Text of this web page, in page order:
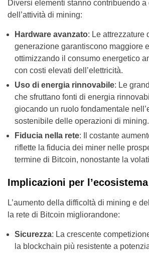
Diversi elementi stanno contribuendo a
dell’attività di mining:
Hardware avanzato: Le attrezzature
generazione garantiscono maggiore
ottimizzando il consumo energetico
con costi elevati dell’elettricità.
Uso di energia rinnovabile: Le
che sfruttano fonti di energia
giocando un ruolo fondamentale
sostenibile delle operazioni di mining.
Fiducia nella rete: Il costante
riflette la fiducia dei miner nelle
termine di Bitcoin, nonostante la
Implicazioni per
L’aumento della difficoltà di mining e
la rete di Bitcoin migliorandone:
Sicurezza: La crescente
la blockchain più resistente a